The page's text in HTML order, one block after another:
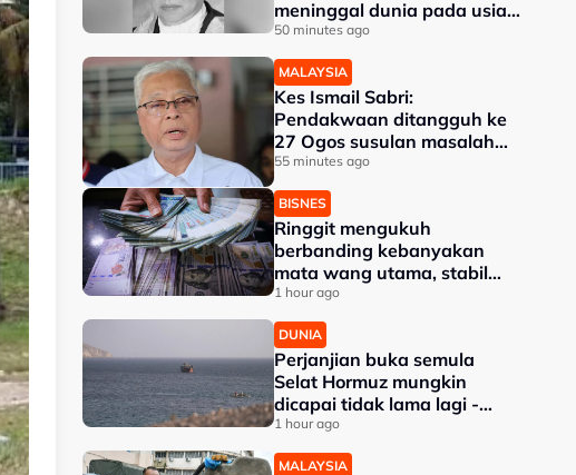
meninggal dunia pada usia
91 tahun
50 minutes ago
MALAYSIA
Kes Ismail Sabri:
Pendakwaan ditangguh ke
27 Ogos susulan masalah
kesihatan
55 minutes ago
BISNES
Ringgit mengukuh
berbanding kebanyakan
mata wang utama, stabil
dengan dolar AS
1 hour ago
DUNIA
Perjanjian buka semula
Selat Hormuz mungkin
dicapai tidak lama lagi -
Trump
1 hour ago
MALAYSIA